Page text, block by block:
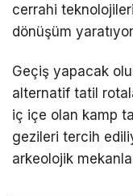
cerrahi
dönüşüm
Geçiş yapacak
alternatif tatil
iç içe olan kamp
gezileri tercih
arkeolojik